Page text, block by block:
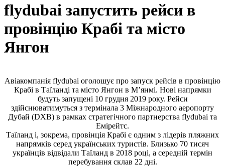
flydubai запустить рейси в
провінцію Крабі та місто
Янгон
Авіакомпанія flydubai оголошує про запуск рейсів в провінцію
Крабі в Таїланді та місто Янгон в М’янмі. Нові напрямки
будуть запущені 10 грудня 2019 року. Рейси
здійснюватимуться з термінала 3 Міжнародного аеропорту
Дубай (DXB) в рамках стратегічного партнерства flydubai та
Емірейтс.
Таїланд і, зокрема, провінція Крабі є одним з лідерів пляжних
напрямків серед українських туристів. Близько 70 тисяч
українців відвідали Таїланд в 2018 році, а середній термін
перебування склав 22 дні.